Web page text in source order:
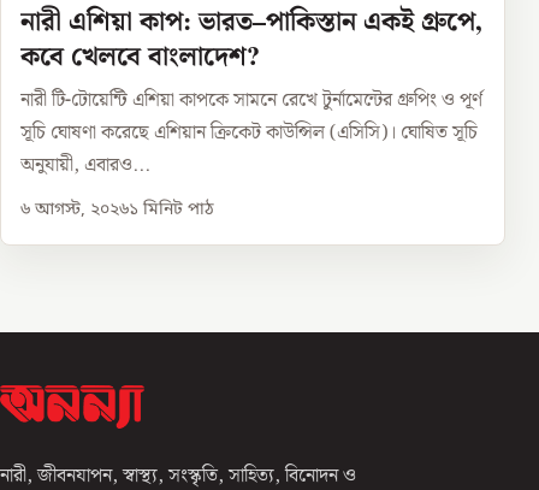
নারী এশিয়া কাপ: ভারত–পাকিস্তান একই গ্রুপে,
কবে খেলবে বাংলাদেশ?
নারী টি-টোয়েন্টি এশিয়া কাপকে সামনে রেখে টুর্নামেন্টের গ্রুপিং ও পূর্ণ
সূচি ঘোষণা করেছে এশিয়ান ক্রিকেট কাউন্সিল (এসিসি)। ঘোষিত সূচি
অনুযায়ী, এবারও...
৬ আগস্ট, ২০২৬১ মিনিট পাঠ
নারী, জীবনযাপন, স্বাস্থ্য, সংস্কৃতি, সাহিত্য, বিনোদন ও